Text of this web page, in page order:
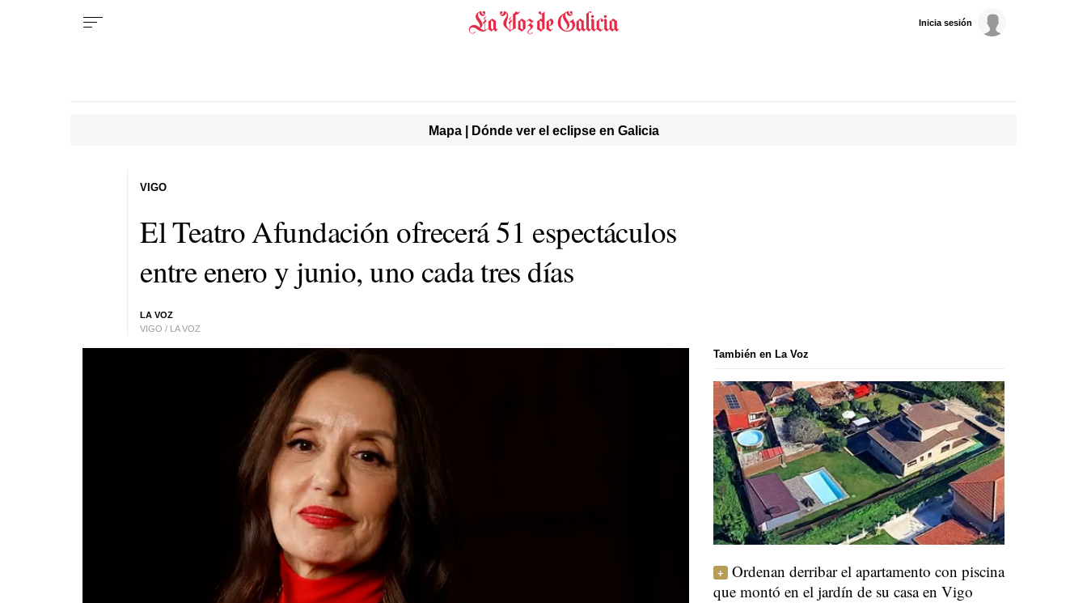
Inicia sesión
Mapa | Dónde ver el eclipse en Galicia
El Teatro Afundación ofrecerá 51 espectáculos
entre enero y junio, uno cada tres días
LA VOZ
VIGO / LA VOZ
VIGO
También en La Voz
Ordenan derribar el apartamento con piscina
que montó en el jardín de su casa en Vigo